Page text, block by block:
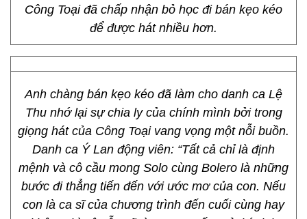
Thí sinh Nguyễn Trang Công Toại dự thi với ca
Trong bối cảnh xóm trọ nghèo với cơn mưa nửa
đêm, Công Toại đã cất lên giọng hát da diết của
mình bên chiếc xe kẹo kéo cũng chính là vật mưu
sinh hàng ngày trong đời thật của Công Toại.
Từng là sinh viên nhưng quá đam mê ca hát,
Công Toại đã chấp nhận bỏ học đi bán kẹo kéo
để được hát nhiều hơn.